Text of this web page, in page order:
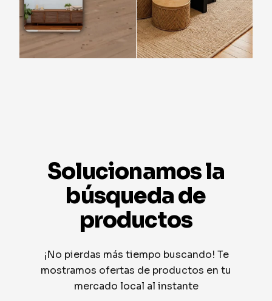
Solucionamos la
búsqueda de
productos
¡No pierdas más tiempo buscando! Te
mostramos ofertas de productos en tu
mercado local al instante